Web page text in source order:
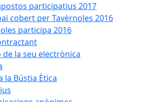
participatius 2017
cobert per Tavèrnoles 2016
participa 2016
la seu electrònica
la Bústia Ètica